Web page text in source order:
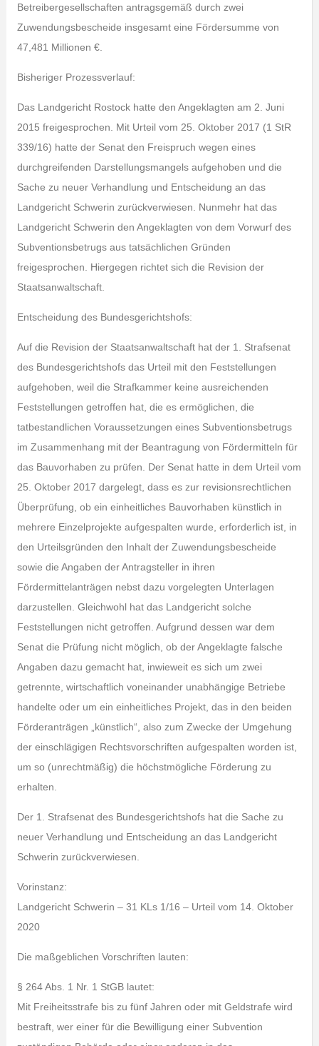
Betreibergesellschaften antragsgemäß durch zwei
Zuwendungsbescheide insgesamt eine Fördersumme von
47,481 Millionen €.
Bisheriger Prozessverlauf:
Das Landgericht Rostock hatte den Angeklagten am 2. Juni
2015 freigesprochen. Mit Urteil vom 25. Oktober 2017 (1 StR
339/16) hatte der Senat den Freispruch wegen eines
durchgreifenden Darstellungsmangels aufgehoben und die
Sache zu neuer Verhandlung und Entscheidung an das
Landgericht Schwerin zurückverwiesen. Nunmehr hat das
Landgericht Schwerin den Angeklagten von dem Vorwurf des
Subventionsbetrugs aus tatsächlichen Gründen
freigesprochen. Hiergegen richtet sich die Revision der
Staatsanwaltschaft.
Entscheidung des Bundesgerichtshofs:
Auf die Revision der Staatsanwaltschaft hat der 1. Strafsenat
des Bundesgerichtshofs das Urteil mit den Feststellungen
aufgehoben, weil die Strafkammer keine ausreichenden
Feststellungen getroffen hat, die es ermöglichen, die
tatbestandlichen Voraussetzungen eines Subventionsbetrugs
im Zusammenhang mit der Beantragung von Fördermitteln für
das Bauvorhaben zu prüfen. Der Senat hatte in dem Urteil vom
25. Oktober 2017 dargelegt, dass es zur revisionsrechtlichen
Überprüfung, ob ein einheitliches Bauvorhaben künstlich in
mehrere Einzelprojekte aufgespalten wurde, erforderlich ist, in
den Urteilsgründen den Inhalt der Zuwendungsbescheide
sowie die Angaben der Antragsteller in ihren
Fördermittelanträgen nebst dazu vorgelegten Unterlagen
darzustellen. Gleichwohl hat das Landgericht solche
Feststellungen nicht getroffen. Aufgrund dessen war dem
Senat die Prüfung nicht möglich, ob der Angeklagte falsche
Angaben dazu gemacht hat, inwieweit es sich um zwei
getrennte, wirtschaftlich voneinander unabhängige Betriebe
handelte oder um ein einheitliches Projekt, das in den beiden
Förderanträgen „künstlich“, also zum Zwecke der Umgehung
der einschlägigen Rechtsvorschriften aufgespalten worden ist,
um so (unrechtmäßig) die höchstmögliche Förderung zu
erhalten.
Der 1. Strafsenat des Bundesgerichtshofs hat die Sache zu
neuer Verhandlung und Entscheidung an das Landgericht
Schwerin zurückverwiesen.
Vorinstanz:
Landgericht Schwerin – 31 KLs 1/16 – Urteil vom 14. Oktober
2020
Die maßgeblichen Vorschriften lauten:
§ 264 Abs. 1 Nr. 1 StGB lautet:
Mit Freiheitsstrafe bis zu fünf Jahren oder mit Geldstrafe wird
bestraft, wer einer für die Bewilligung einer Subvention